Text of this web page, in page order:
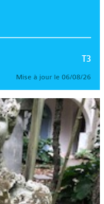
T3
Mise à jour le 06/08/26